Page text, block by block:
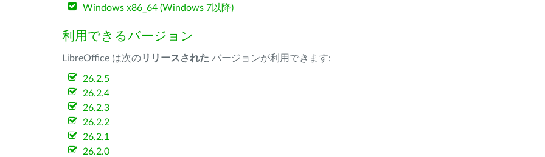
Windows x86_64 (Windows 7以降)
利用できるバージョン
LibreOffice は次のリリースされた バージョンが利用できます:
26.2.5
26.2.4
26.2.3
26.2.2
26.2.1
26.2.0